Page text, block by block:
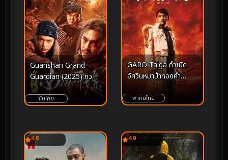
Guanshan Grand
Guardian (2025) กวน
ซานไท่เป่า
ซับไทย
GARO Taiga กำเนิด
อัศวินหมาป่าทองคำ
พากย์ไทย
4.8 4.9